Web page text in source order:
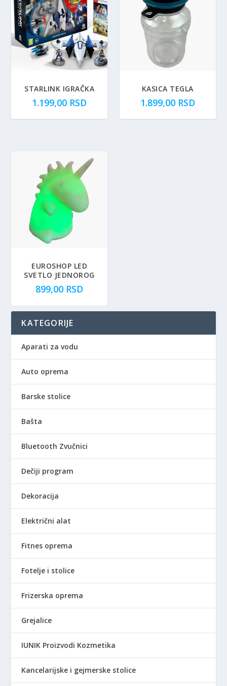
STARLINK IGRAČKA
1.199,00 RSD
KASICA TEGLA
1.899,00 RSD
EUROSHOP LED
SVETLO JEDNOROG
899,00 RSD
KATEGORIJE
Aparati za vodu
Auto oprema
Barske stolice
Bašta
Bluetooth Zvučnici
Dečiji program
Dekoracija
Električni alat
Fitnes oprema
Fotelje i stolice
Frizerska oprema
Grejalice
IUNIK Proizvodi Kozmetika
Kancelarijske i gejmerske stolice